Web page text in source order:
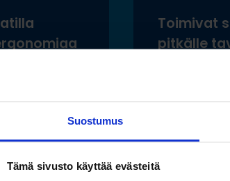
Suostumus
Tämä sivusto käyttää evästeitä
uusiin
Toimivat
pitkälle